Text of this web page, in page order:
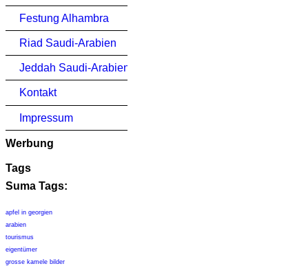
Festung Alhambra
Riad Saudi-Arabien
Jeddah Saudi-Arabien
Kontakt
Impressum
Werbung
Tags
Suma Tags:
apfel in georgien
arabien
tourismus
eigentümer
grosse kamele bilder